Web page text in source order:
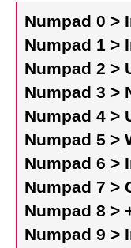
Numpad 0 >
Numpad 1 >
Numpad 2 >
Numpad 3 >
Numpad 4 >
Numpad 5 >
Numpad 6 >
Numpad 7 >
Numpad 8 >
Numpad 9 >